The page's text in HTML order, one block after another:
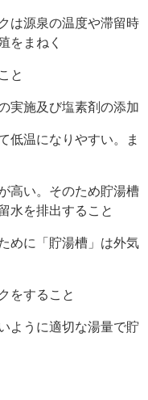
は源泉の温度や滞留時
をまねく
と
実施及び塩素剤の添加
低温になりやすい。ま
高い。そのため貯湯槽
水を排出すること
めに「貯湯槽」は外気
をすること
ように適切な湯量で貯